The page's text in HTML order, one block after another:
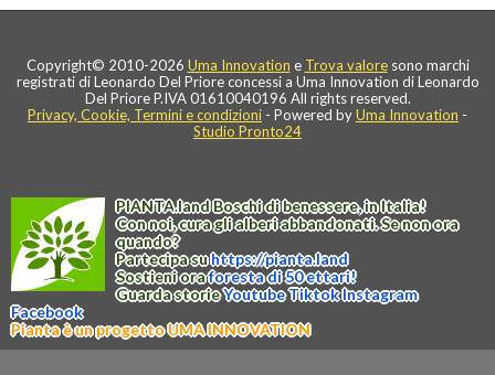
Copyright© 2010-2026 Uma Innovation e Trova valoresono marchi
registrati di Leonardo Del Priore concessi a Uma Innovation di Leonardo
Del Priore P.IVA 01610040196 All rights reserved.
Privacy, Cookie, Termini e condizioni - Powered byUma Innovation -
Studio Pronto24
PIANTA.landBoschi di benessere, in Italia!
Con noi, cura gli alberi abbandonati. Se non ora
quando?
Partecipa suhttps://pianta.land
Sostieni oraforesta di 50 ettari!
Guarda storieYoutubeTiktokInstagram
Facebook
Pianta è un progetto UMA INNOVATION